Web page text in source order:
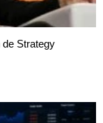
Strategy